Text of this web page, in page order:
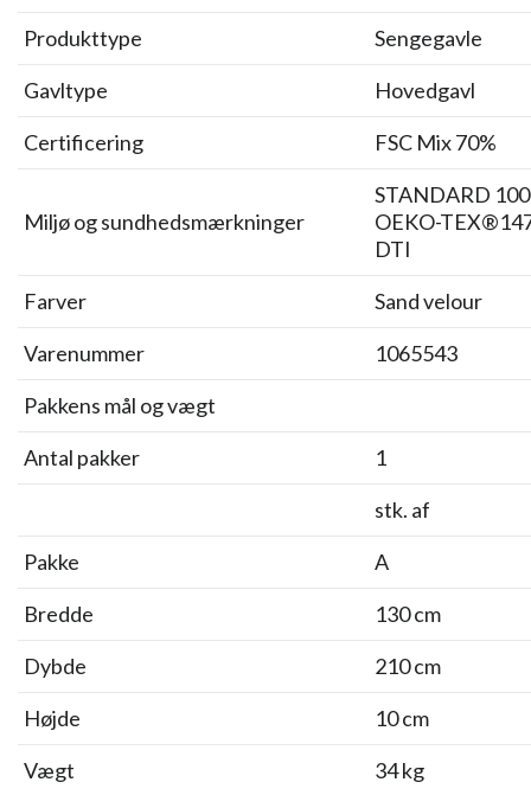
Produkttype
Sengegavle
Gavltype
Hovedgavl
Certificering
FSC Mix 70%
Miljø og sundhedsmærkninger
STANDARD
OEKO-
DTI
Farver
Sand velour
Varenummer
1065543
Pakkens mål og vægt
Antal pakker
1
stk. af
Pakke
A
Bredde
130 cm
Dybde
210 cm
Højde
10 cm
Vægt
34 kg